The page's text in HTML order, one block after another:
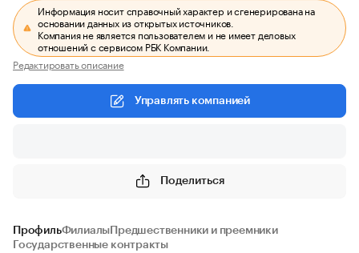
Информация носит справочный характер и сгенерирована на
основании данных из открытых источников.
Компания не является пользователем и не имеет деловых
отношений с сервисом РБК Компании.
Редактировать описание
Управлять компанией
Поделиться
ПрофильФилиалы Предшественники и преемники
Государственные контракты